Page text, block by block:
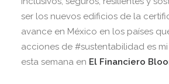
ser los nuevos edificios de la
avance en México en los países
acciones de #sustentabilidad es
esta semana en El Financiero